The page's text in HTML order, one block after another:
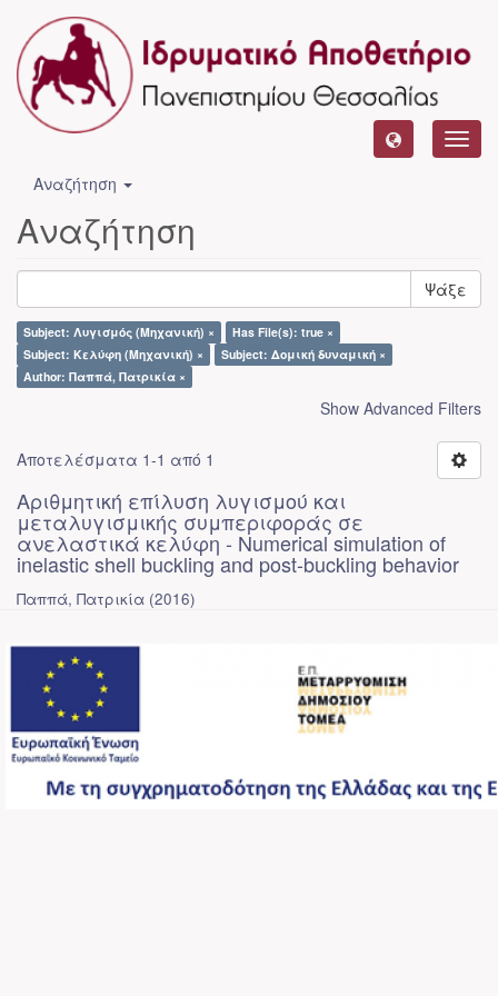
Αναζήτηση
Αναζήτηση
Ψάξε
Subject: Λυγισμός (Μηχανική) ×
Has File(s): true ×
Subject: Κελύφη (Μηχανική) ×
Subject: Δομική δυναμική ×
Author: Παππά, Πατρικία ×
Show Advanced Filters
Αποτελέσματα 1-1 από 1
Αριθμητική επίλυση λυγισμού και
μεταλυγισμικής συμπεριφοράς σε
ανελαστικά κελύφη - Numerical simulation of
inelastic shell buckling and post-buckling behavior
Παππά, Πατρικία (2016)